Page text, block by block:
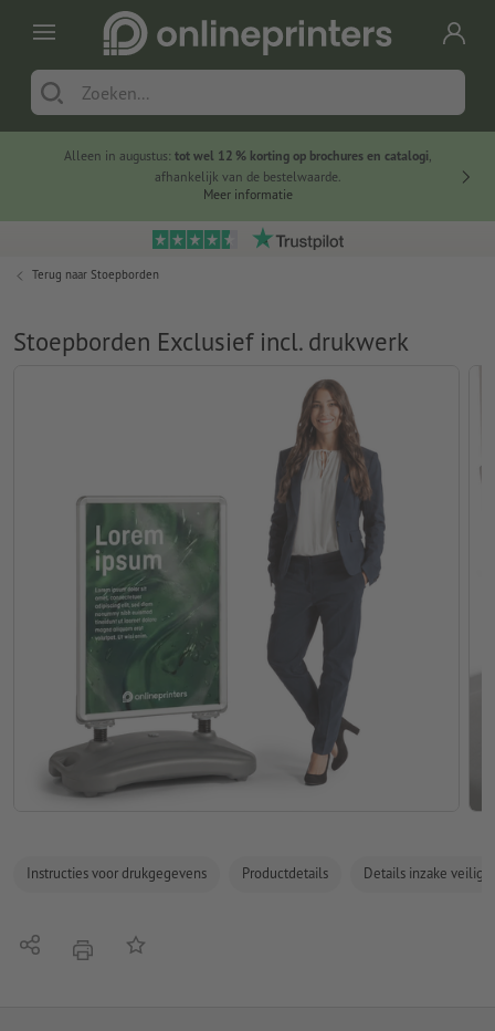
Alleen in augustus: tot wel 12 % korting op brochures en catalogi,
afhankelijk van de bestelwaarde.
Meer informatie
Terug naar Stoepborden
Stoepborden Exclusief incl. drukwerk
Instructies voor drukgegevens Productdetails Details inzake
Delen afdrukkenOp de lijst